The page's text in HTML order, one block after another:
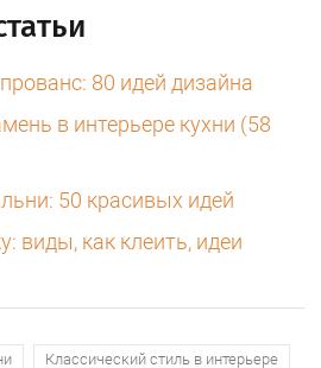
80 идей дизайна
в интерьере кухни (58
50 красивых идей
виды, как клеить, идеи
Классический стиль в интерьере